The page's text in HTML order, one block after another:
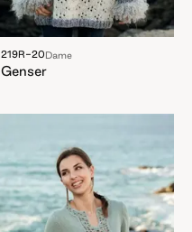
219R-20 Dame
Genser